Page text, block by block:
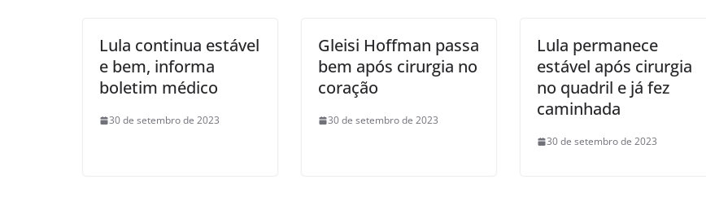
Lula continua estável
e bem, informa
boletim médico
30 de setembro de 2023
Gleisi Hoffman passa
bem após cirurgia no
coração
30 de setembro de 2023
Lula permanece
estável após cirurgia
no quadril e já fez
caminhada
30 de setembro de 2023